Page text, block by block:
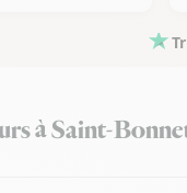
à Saint-